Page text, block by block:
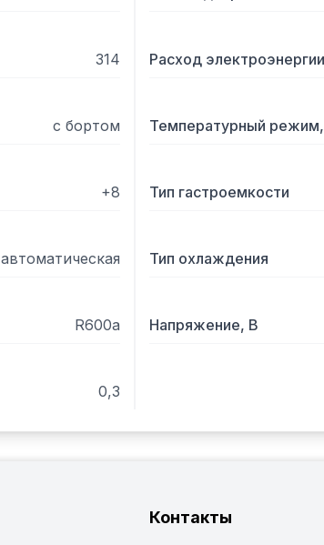
314 Расход
с бортом Температурный
+8 Тип гастроемкости
автоматическая Тип охлаждения
R600а Напряжение, В
0,3
Контакты